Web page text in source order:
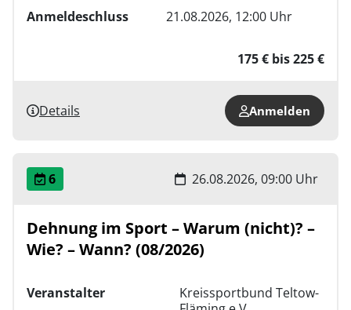
Anmeldeschluss
21.08.2026, 12:00 Uhr
175 € bis 225 €
Details Anmelden
6 26.08.2026, 09:00 Uhr
Dehnung im Sport – Warum (nicht)? –
Wie? – Wann? (08/2026)
Veranstalter
Kreissportbund Teltow-